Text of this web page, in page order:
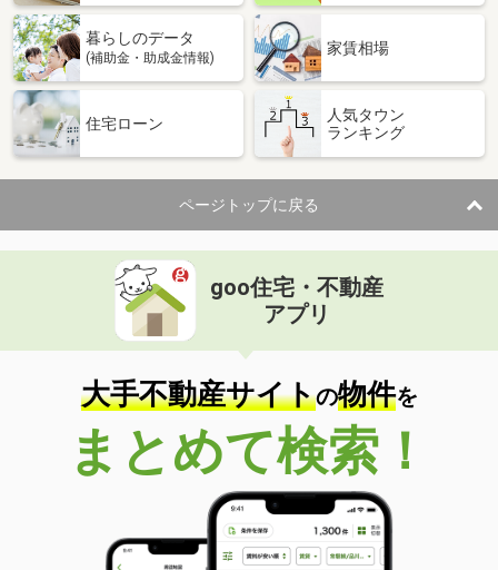
暮らしのデータ
(補助金・助成金情報)
家賃相場
住宅ローン
人気タウン
ランキング
ページトップに戻る
goo住宅・不動産
アプリ
大手不動産サイトの物件を
まとめて検索！